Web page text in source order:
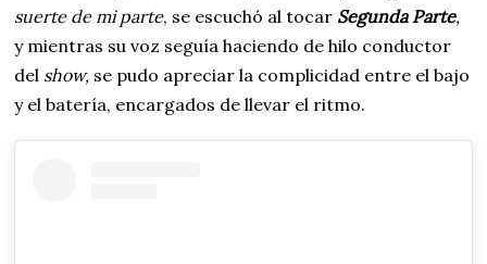
suerte de mi parte, se escuchó al tocar Segunda Parte,
y mientras su voz seguía haciendo de hilo conductor
del show, se pudo apreciar la complicidad entre el bajo
y el batería, encargados de llevar el ritmo.